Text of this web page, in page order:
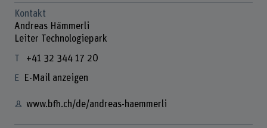
Kontakt
Andreas Hämmerli
Leiter Technologiepark
+41 32 344 17 20
E-Mail anzeigen
www.bfh.ch/de/andreas-haemmerli